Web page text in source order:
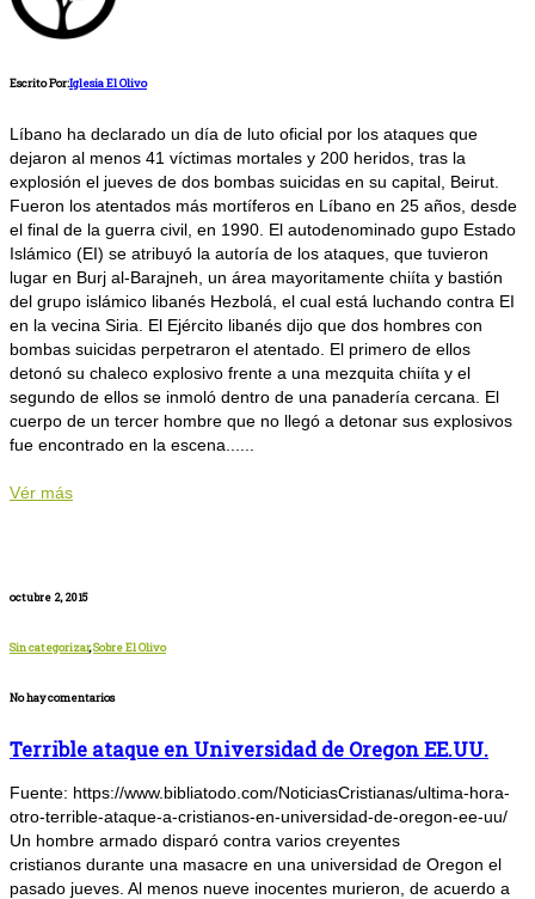
Escrito Por:Iglesia El Olivo
Líbano ha declarado un día de luto oficial por los ataques que
dejaron al menos 41 víctimas mortales y 200 heridos, tras la
explosión el jueves de dos bombas suicidas en su capital, Beirut.
Fueron los atentados más mortíferos en Líbano en 25 años, desde
el final de la guerra civil, en 1990. El autodenominado gupo Estado
Islámico (EI) se atribuyó la autoría de los ataques, que tuvieron
lugar en Burj al-Barajneh, un área mayoritamente chiíta y bastión
del grupo islámico libanés Hezbolá, el cual está luchando contra EI
en la vecina Siria. El Ejército libanés dijo que dos hombres con
bombas suicidas perpetraron el atentado. El primero de ellos
detonó su chaleco explosivo frente a una mezquita chiíta y el
segundo de ellos se inmoló dentro de una panadería cercana. El
cuerpo de un tercer hombre que no llegó a detonar sus explosivos
fue encontrado en la escena......
Vér más
octubre 2, 2015
Sin categorizar,Sobre El Olivo
No hay comentarios
Terrible ataque en Universidad de Oregon EE.UU.
Fuente: https://www.bibliatodo.com/NoticiasCristianas/ultima-hora-
otro-terrible-ataque-a-cristianos-en-universidad-de-oregon-ee-uu/
Un hombre armado disparó contra varios creyentes
cristianos durante una masacre en una universidad de Oregon el
pasado jueves. Al menos nueve inocentes murieron, de acuerdo a